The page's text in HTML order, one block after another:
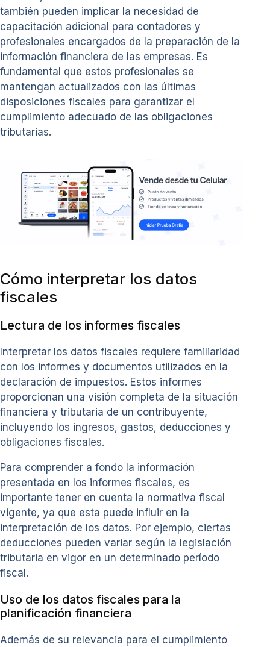
también pueden implicar la necesidad de
capacitación adicional para contadores y
profesionales encargados de la preparación de la
información financiera de las empresas. Es
fundamental que estos profesionales se
mantengan actualizados con las últimas
disposiciones fiscales para garantizar el
cumplimiento adecuado de las obligaciones
tributarias.
Cómo interpretar los datos
fiscales
Lectura de los informes fiscales
Interpretar los datos fiscales requiere familiaridad
con los informes y documentos utilizados en la
declaración de impuestos. Estos informes
proporcionan una visión completa de la situación
financiera y tributaria de un contribuyente,
incluyendo los ingresos, gastos, deducciones y
obligaciones fiscales.
Para comprender a fondo la información
presentada en los informes fiscales, es
importante tener en cuenta la normativa fiscal
vigente, ya que esta puede influir en la
interpretación de los datos. Por ejemplo, ciertas
deducciones pueden variar según la legislación
tributaria en vigor en un determinado período
fiscal.
Uso de los datos fiscales para la
planificación financiera
Además de su relevancia para el cumplimiento